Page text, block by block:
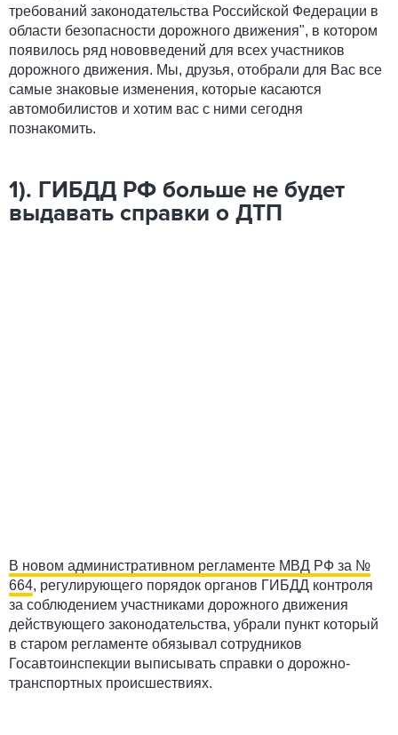
требований законодательства Российской Федерации в
области безопасности дорожного движения", в котором
появилось ряд нововведений для всех участников
дорожного движения. Мы, друзья, отобрали для Вас все
самые знаковые изменения, которые касаются
автомобилистов и хотим вас с ними сегодня
познакомить.
1). ГИБДД РФ больше не будет
выдавать справки о ДТП
В новом административном регламенте МВД РФ за №
664, регулирующего порядок органов ГИБДД контроля
за соблюдением участниками дорожного движения
действующего законодательства, убрали пункт который
в старом регламенте обязывал сотрудников
Госавтоинспекции выписывать справки о дорожно-
транспортных происшествиях.